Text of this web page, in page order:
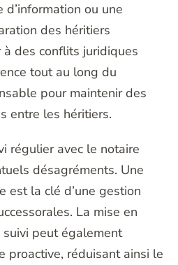
d’information ou une
des héritiers
des conflits juridiques
tout au long du
pour maintenir des
entre les héritiers.
régulier avec le notaire
désagréments. Une
est la clé d’une gestion
La mise en
peut également
proactive, réduisant ainsi le